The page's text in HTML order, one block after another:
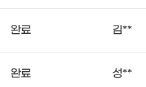
완료 김**
완료 성**